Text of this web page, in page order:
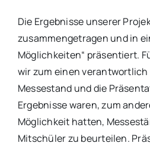
Die Ergebnisse unserer
zusammengetragen und in
Möglichkeiten“ präsentiert.
wir zum einen
Messestand und die
Ergebnisse waren, zum
Möglichkeit hatten,
Mitschüler zu beurteilen.